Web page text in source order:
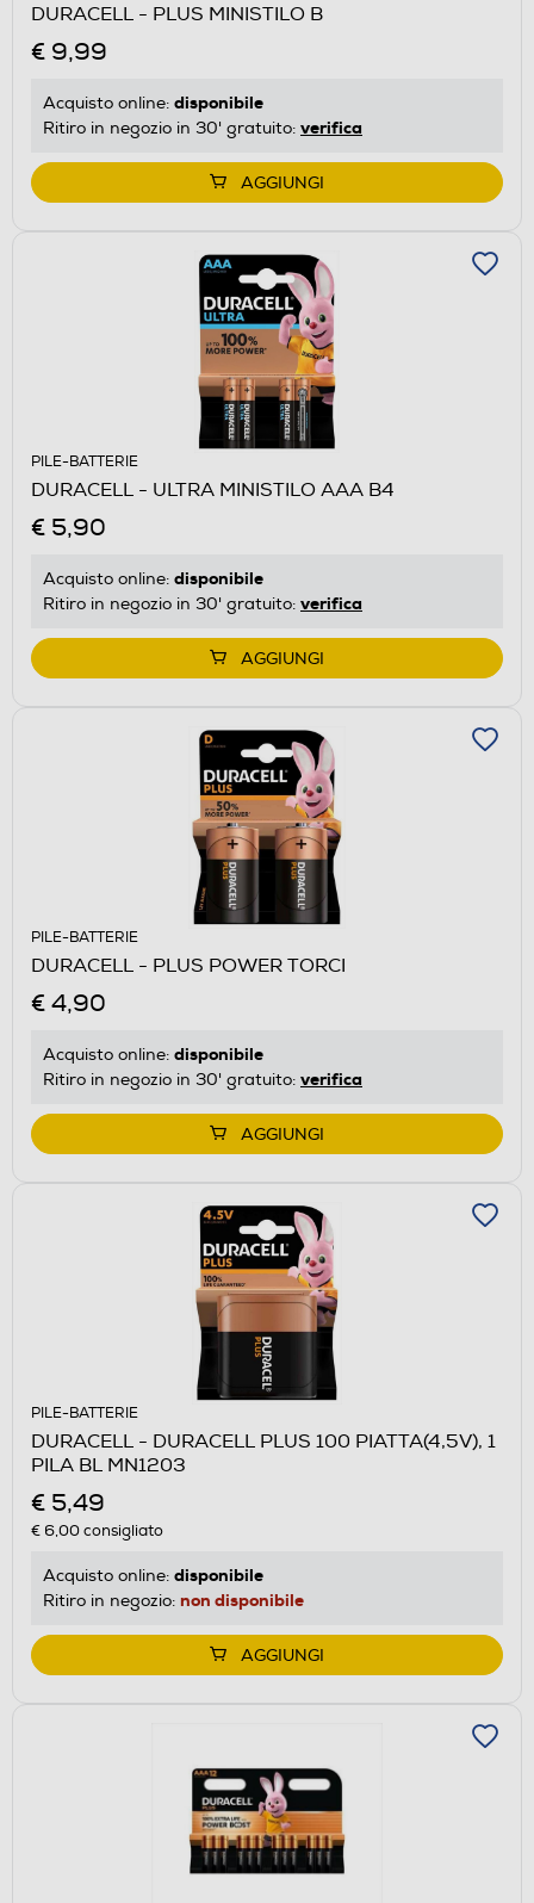
DURACELL - PLUS MINISTILO B
€ 9,99
Acquisto online: disponibile
Ritiro in negozio in 30' gratuito: verifica
AGGIUNGI
PILE-BATTERIE
DURACELL - ULTRA MINISTILO AAA B4
€ 5,90
Acquisto online: disponibile
Ritiro in negozio in 30' gratuito: verifica
AGGIUNGI
PILE-BATTERIE
DURACELL - PLUS POWER TORCI
€ 4,90
Acquisto online: disponibile
Ritiro in negozio in 30' gratuito: verifica
AGGIUNGI
PILE-BATTERIE
DURACELL - DURACELL PLUS 100 PIATTA(4,5V), 1
PILA BL MN1203
€ 5,49
€ 6,00consigliato
Acquisto online: disponibile
Ritiro in negozio: non disponibile
AGGIUNGI